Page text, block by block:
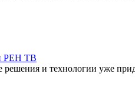
РЕН ТВ
и технологии уже